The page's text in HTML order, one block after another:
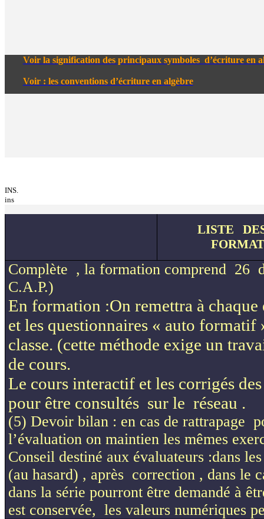
Voir la signification des principaux symboles d’écriture en
Voir : les conventions d’écriture en algèbre
INS.
ins
LISTE
Complète , la formation comprend 26
C.A.P.)
En formation :On remettra à
et les questionnaires « auto formatif
classe. (cette méthode exige un
de cours.
Le cours interactif et les corrigés
pour être consultés sur le réseau .
(5) Devoir bilan : en cas de rattrapage
l’évaluation on maintien les mêmes
Conseil destiné aux évaluateurs :dansles
(au hasard) , après correction , dans le
dans la série pourront être demandé à
est conservée, les valeurs numériques